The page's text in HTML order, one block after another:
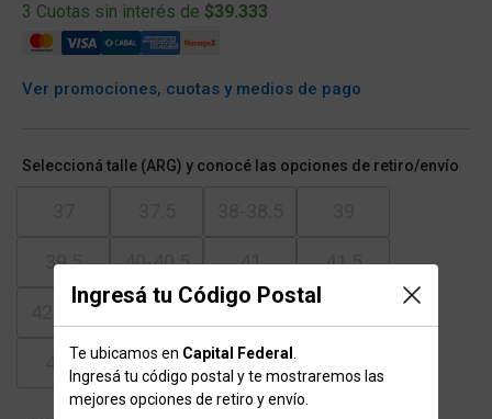
Ingresá tu Código Postal
Te ubicamos en Capital Federal
Ingresá tu código postal y te mostraremos las
mejores opciones de retiro y envío.
3 Cuotas sin interés de $39.333
Ver promociones, cuotas y medios de pago
Seleccioná talle (ARG) y conocé las opciones de retiro/envío
39.5 40-40.5 41 41.5
42-42.5 43.5
44.5 45-45.5 46.5